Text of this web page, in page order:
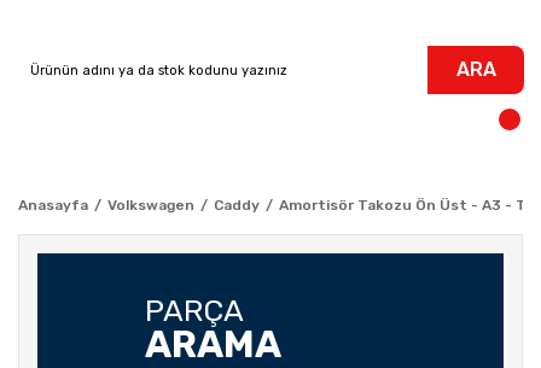
ARA
Anasayfa Volkswagen Caddy Amortisör Takozu Ön Üst - A3 -
PARÇA
ARAMA